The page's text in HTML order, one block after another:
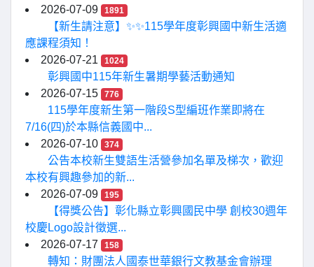
2026-07-09
1891
【新生請注意】✨✨115學年度彰興國中新生活適
應課程須知！
2026-07-21
1024
彰興國中115年新生暑期學藝活動通知
2026-07-15
776
115學年度新生第一階段S型編班作業即將在
7/16(四)於本縣信義國中...
2026-07-10
374
公告本校新生雙語生活營參加名單及梯次，歡迎
本校有興趣參加的新...
2026-07-09
195
【得獎公告】彰化縣立彰興國民中學 創校30週年
校慶Logo設計徵選...
2026-07-17
158
轉知：財團法人國泰世華銀行文教基金會辦理